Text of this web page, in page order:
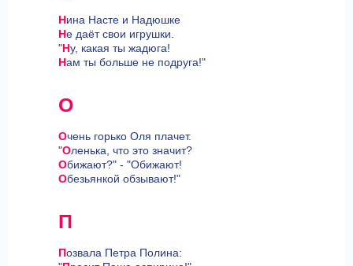
Нина Насте и Надюшке
Не даёт свои игрушки.
"Ну, какая ты жадюга!
Нам ты больше не подруга!"
О
Очень горько Оля плачет.
"Оленька, что это значит?
Обижают?" - "Обижают!
Обезьянкой обзывают!"
П
Позвала Петра Полина: